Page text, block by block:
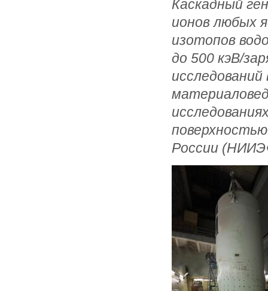
Каскадный
ионов любых
изотопов
до 500 кэВ/
России